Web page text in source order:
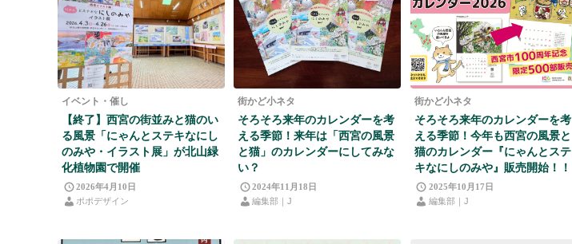
イベント・催し
【終了】西宮の街並みと猫のい
る風景「にゃんとステキなにし
のみや・イラスト展」が北山緑
化植物園で開催
2026年4月10日
ポポデザイン
街かど小ネタ
そろそろ来年のカレンダーを考
える季節！来年は「西宮の風景
と猫」のカレンダーにしてみな
い？
2024年11月18日
編集部｜J
街かど小ネタ
そろそろ来年のカレンダーを考
える季節！今年も西宮の風景と
猫のカレンダー『にゃんとステ
キなにしのみや』販売開始！！
2025年10月17日
編集部｜J